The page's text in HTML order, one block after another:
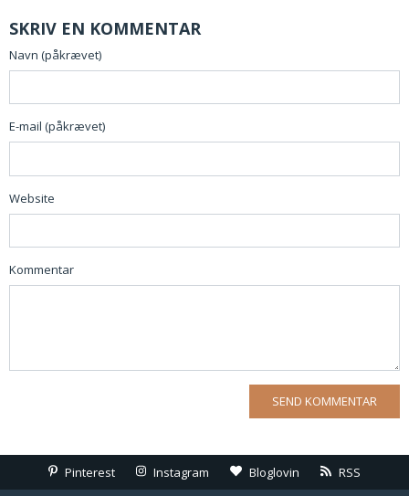
SKRIV EN KOMMENTAR
Navn (påkrævet)
E-mail (påkrævet)
Website
Kommentar
Pinterest Instagram Bloglovin RSS